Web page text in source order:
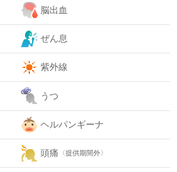
脳出血
ぜん息
紫外線
うつ
ヘルパンギーナ
頭痛 〈提供期間外〉